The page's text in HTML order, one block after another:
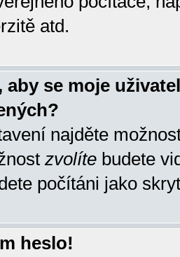
atd.
aby se moje
najděte
zvolíte budete
počítáni jako
heslo!